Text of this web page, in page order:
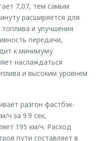
7,07, тем самым
расширяется для
и улучшения
передачи,
к минимуму
наслаждаться
и высоким уровнем
разгон фастбэк-
ч за 9.9 сек,
195 км/ч. Расход
пути составляет в